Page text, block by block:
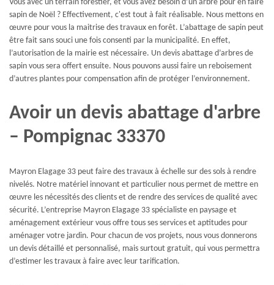
Vous avec un terrain forestier, et vous avez besoin d’un arbre pour en faire
sapin de Noël ? Effectivement, c'est tout à fait réalisable. Nous mettons en
œuvre pour vous la maitrise des travaux en forêt. L’abattage de sapin peut
être fait sans souci une fois consenti par la municipalité. En effet,
l’autorisation de la mairie est nécessaire. Un devis abattage d’arbres de
sapin vous sera offert ensuite. Nous pouvons aussi faire un reboisement
d’autres plantes pour compensation afin de protéger l’environnement.
Avoir un devis abattage d'arbre
– Pompignac 33370
Mayron Elagage 33 peut faire des travaux à échelle sur des sols à rendre
nivelés. Notre matériel innovant et particulier nous permet de mettre en
œuvre les nécessités des clients et de rendre des services de qualité avec
sécurité. L’entreprise Mayron Elagage 33 spécialiste en paysage et
aménagement extérieur vous offre tous ses services et aptitudes pour
aménager votre jardin. Pour chacun de vos projets, nous vous donnerons
un devis détaillé et personnalisé, mais surtout gratuit, qui vous permettra
d’estimer les travaux à faire avec leur tarification.